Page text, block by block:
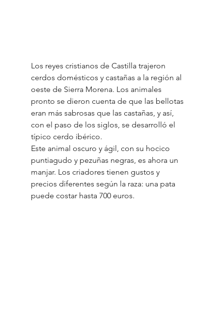
Los reyes cristianos de Castilla trajeron
cerdos domésticos y castañas a la región al
oeste de Sierra Morena. Los animales
pronto se dieron cuenta de que las bellotas
eran más sabrosas que las castañas, y así,
con el paso de los siglos, se desarrolló el
típico cerdo ibérico.
Este animal oscuro y ágil, con su hocico
puntiagudo y pezuñas negras, es ahora un
manjar. Los criadores tienen gustos y
precios diferentes según la raza: una pata
puede costar hasta 700 euros.